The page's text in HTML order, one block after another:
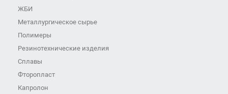
ЖБИ
Металлургическое сырье
Полимеры
Резинотехнические изделия
Сплавы
Фторопласт
Капролон